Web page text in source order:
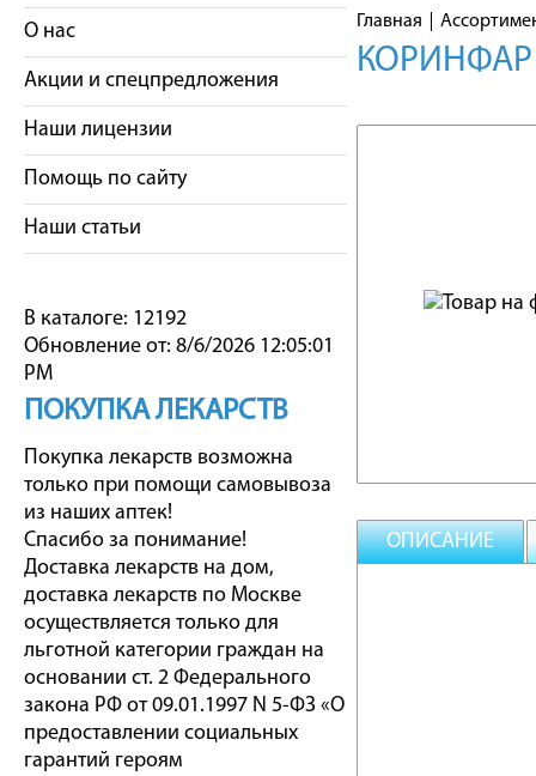
О нас
Акции и спецпредложения
Наши лицензии
Помощь по сайту
Наши статьи
В каталоге: 12192
Обновление от: 8/6/2026 12:05:01
PM
ПОКУПКА ЛЕКАРСТВ
Покупка лекарств возможна
только при помощи самовывоза
из наших аптек!
Спасибо за понимание!
Доставка лекарств на дом,
доставка лекарств по Москве
осуществляется только для
льготной категории граждан на
основании ст. 2 Федерального
закона РФ от 09.01.1997 N 5-ФЗ «О
предоставлении социальных
гарантий героям
Главная
КОРИНФАР
ОПИСАНИЕ